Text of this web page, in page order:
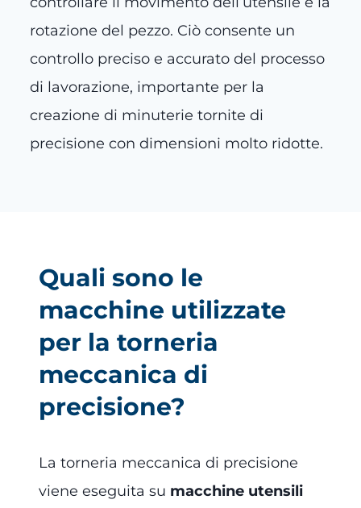
rotazione del pezzo. Ciò consente un
controllo preciso e accurato del processo
di lavorazione, importante per la
creazione di minuterie tornite di
precisione con dimensioni molto ridotte.
Quali sono le
macchine utilizzate
per la torneria
meccanica di
precisione?
La torneria meccanica di precisione
viene eseguita su macchine utensili